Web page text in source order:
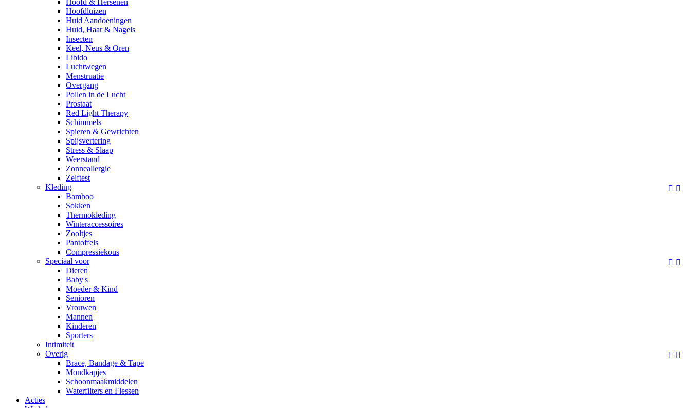
Hoofd & Hersenen
Hoofdluizen
Huid Aandoeningen
Huid, Haar & Nagels
Insecten
Keel, Neus & Oren
Libido
Luchtwegen
Menstruatie
Overgang
Pollen in de Lucht
Prostaat
Red Light Therapy
Schimmels
Spieren & Gewrichten
Spijsvertering
Stress & Slaap
Weerstand
Zonneallergie
Zelftest
 
Kleding
Bamboo
Sokken
Thermokleding
Winteraccessoires
Zooltjes
Pantoffels
Compressiekous
 
Speciaal voor
Dieren
Baby's
Moeder & Kind
Senioren
Vrouwen
Mannen
Kinderen
Sporters
Intimiteit
 
Overig
Brace, Bandage & Tape
Mondkapjes
Schoonmaakmiddelen
Waterfilters en Flessen
Acties